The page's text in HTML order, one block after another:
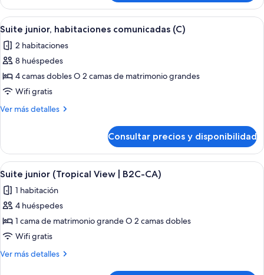
(C)
Abrir
todas
las
fotos
de
Suite
junior,
(C)
Habitación de hotel con una cama
4
Suite junior, habitaciones comunicadas (C)
2 habitaciones
8 huéspedes
4 camas dobles O 2 camas de matrimonio grandes
Wifi gratis
Ver más detalles
Más
junior,
habitaciones
comunicadas
Consultar precios y disponibilidad
Abrir
todas
las
fotos
de
Suite
junior
Habitación de hotel con una cama
4
Suite junior (Tropical View | B2C-CA)
1 habitación
4 huéspedes
1 cama de matrimonio grande O 2 camas dobles
Wifi gratis
Ver más detalles
Más